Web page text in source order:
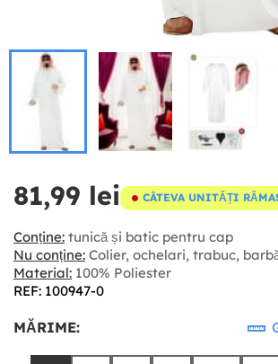
81,99 lei CÂTEVA UNITĂȚI
Conține: tunică și batic pentru cap
Nu conține: Colier, ochelari, trabuc,
Material: 100% Poliester
REF: 100947-0
MĂRIME: